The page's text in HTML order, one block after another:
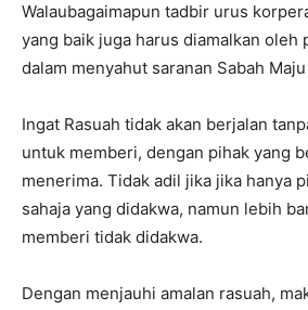
Walaubagaimapun tadbir urus
yang baik juga harus diamalkan oleh
dalam menyahut saranan Sabah Maju
Ingat Rasuah tidak akan berjalan
untuk memberi, dengan pihak yang
menerima. Tidak adil jika jika hanya
sahaja yang didakwa, namun lebih
memberi tidak didakwa.
Dengan menjauhi amalan rasuah,